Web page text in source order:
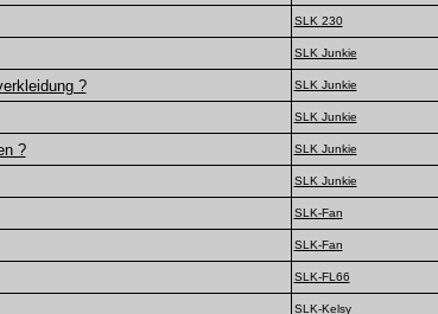
SLK 230
SLK Junkie
? SLK Junkie
SLK Junkie
? SLK Junkie
SLK Junkie
SLK-Fan
SLK-Fan
SLK-FL66
SLK-Kelsy